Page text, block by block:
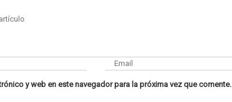
y web en este navegador para la próxima vez que comente.